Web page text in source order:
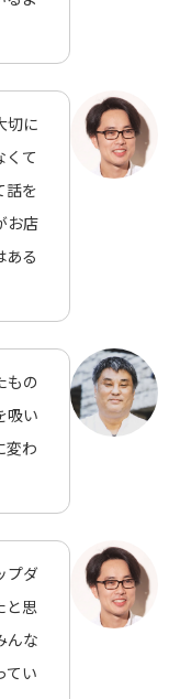
切に
くて
話を
お店
ある
もの
吸い
変わ
プダ
と思
んな
てい